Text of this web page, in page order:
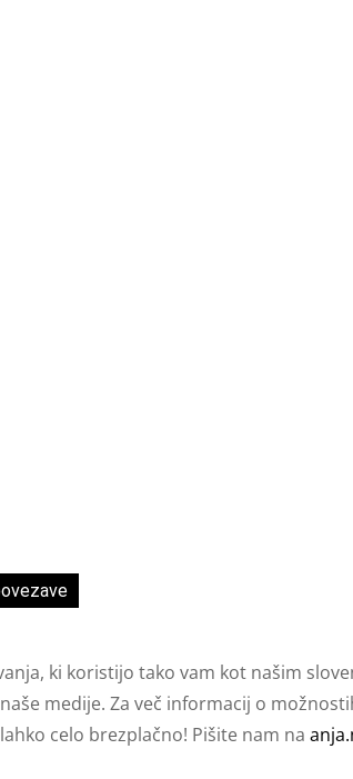
ki koristijo tako vam kot našim
medije. Za več informacij o
celo brezplačno! Pišite nam na